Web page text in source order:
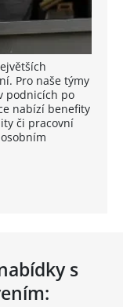
Pro naše týmy
podnicích po
nabízí benefity
či pracovní
s